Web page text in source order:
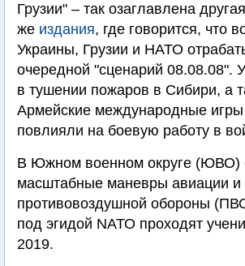
Грузии" – так озаглавлена
же издания, где говорится, что
Украины, Грузии и НАТО
очередной "сценарий 08.08.08".
в тушении пожаров в Сибири, а
Армейские международные
повлияли на боевую работу в
В Южном военном округе (ЮВО)
масштабные маневры авиации и
противовоздушной обороны
под эгидой NАТО проходят
2019.